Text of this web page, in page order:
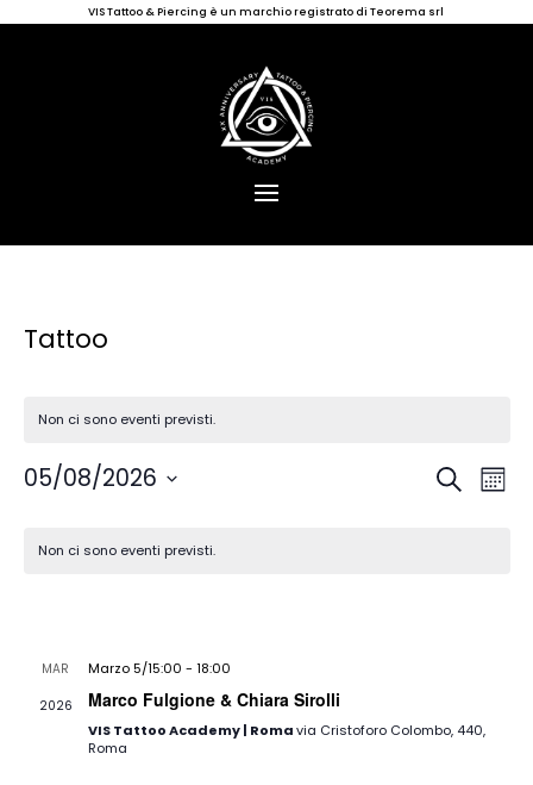
VIS Tattoo & Piercing è un marchio registrato di Teorema srl
Tattoo
Non ci sono eventi previsti.
Eventi
CercaMese
05/08/2026
data.
di
Non ci sono eventi previsti.
MAR
2026
Marzo 5/15:00 - 18:00
Marco Fulgione & Chiara Sirolli
VIS Tattoo Academy | Romavia Cristoforo Colombo, 440,
Roma